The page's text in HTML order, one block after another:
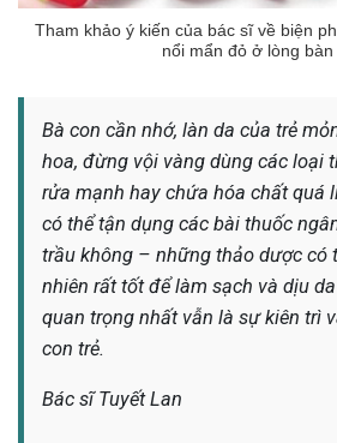
Tham khảo ý kiến của bác sĩ về biện
nổi mẩn đỏ ở lòng bàn
Bà con cần nhớ, làn da của trẻ
hoa, đừng vội vàng dùng các loại
rửa mạnh hay chứa hóa chất quá
có thể tận dụng các bài thuốc
trầu không – những thảo dược có
nhiên rất tốt để làm sạch và dịu
quan trọng nhất vẫn là sự kiên trì
con trẻ.
Bác sĩ Tuyết Lan